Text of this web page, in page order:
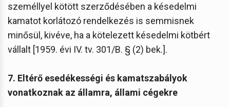
személlyel kötött szerződésében a késedelmi
kamatot korlátozó rendelkezés is semmisnek
minősül, kivéve, ha a kötelezett késedelmi kötbért
vállalt [1959. évi IV. tv. 301/B. § (2) bek.].
7. Eltérő esedékességi és kamatszabályok
vonatkoznak az államra, állami cégekre